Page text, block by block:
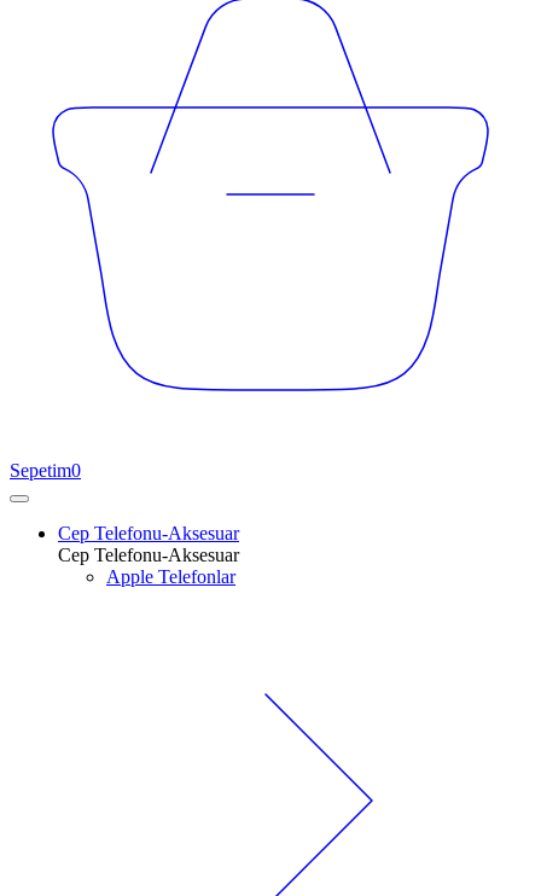
Sepetim0
Cep Telefonu-Aksesuar
Cep Telefonu-Aksesuar
Apple Telefonlar